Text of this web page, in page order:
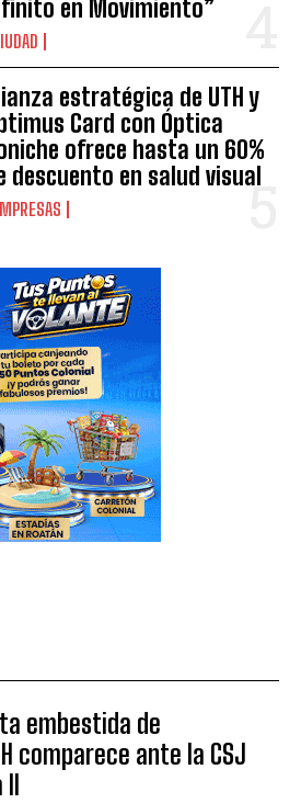
en Movimiento”
estratégica de UTH y
Card con Óptica
ofrece hasta un 60%
descuento en salud visual
embestida de
comparece ante la CSJ